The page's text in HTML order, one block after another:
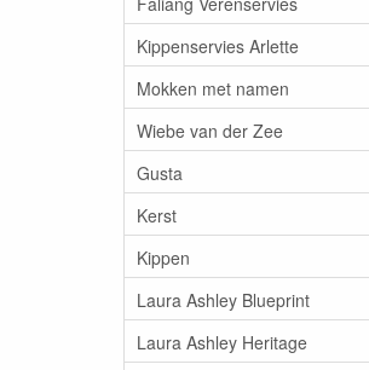
Kippenservies Arlette
Mokken met namen
Wiebe van der Zee
Gusta
Kerst
Kippen
Laura Ashley Blueprint
Laura Ashley Heritage